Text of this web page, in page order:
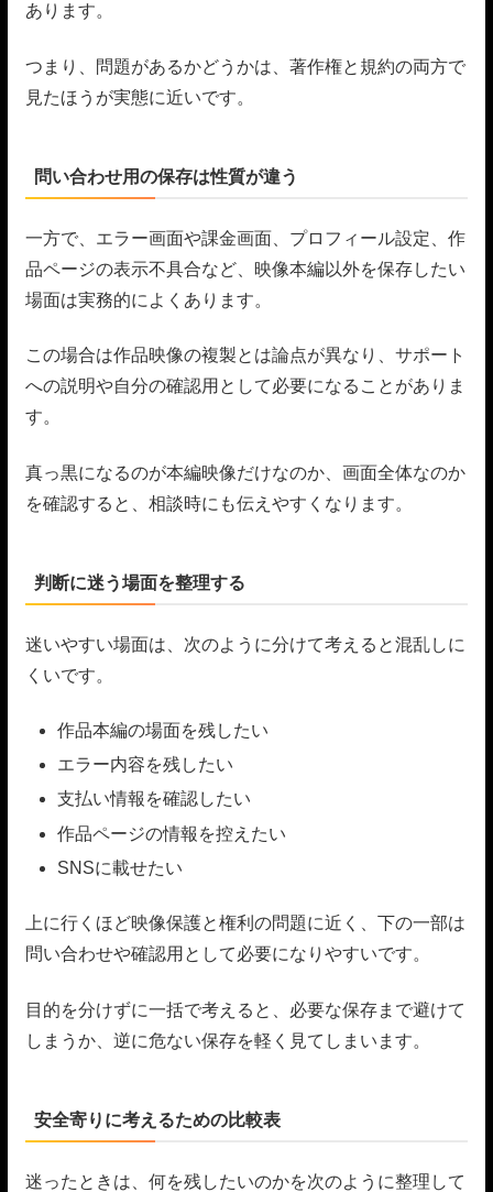
あります。
つまり、問題があるかどうかは、著作権と規約の両方で
見たほうが実態に近いです。
問い合わせ用の保存は性質が違う
一方で、エラー画面や課金画面、プロフィール設定、作
品ページの表示不具合など、映像本編以外を保存したい
場面は実務的によくあります。
この場合は作品映像の複製とは論点が異なり、サポート
への説明や自分の確認用として必要になることがありま
す。
真っ黒になるのが本編映像だけなのか、画面全体なのか
を確認すると、相談時にも伝えやすくなります。
判断に迷う場面を整理する
迷いやすい場面は、次のように分けて考えると混乱しに
くいです。
作品本編の場面を残したい
エラー内容を残したい
支払い情報を確認したい
作品ページの情報を控えたい
SNSに載せたい
上に行くほど映像保護と権利の問題に近く、下の一部は
問い合わせや確認用として必要になりやすいです。
目的を分けずに一括で考えると、必要な保存まで避けて
しまうか、逆に危ない保存を軽く見てしまいます。
安全寄りに考えるための比較表
迷ったときは、何を残したいのかを次のように整理して